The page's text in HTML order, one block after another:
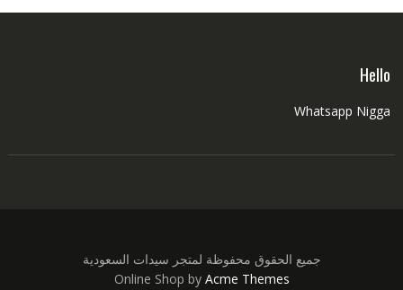
Hello
Whatsapp Nigga
جميع الحقوق محفوظة لمتجر سيدات السعودية
Online Shop by Acme Themes